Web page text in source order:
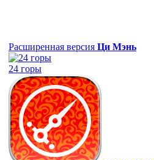
Расширенная версия Ци Мэнь
24 горы